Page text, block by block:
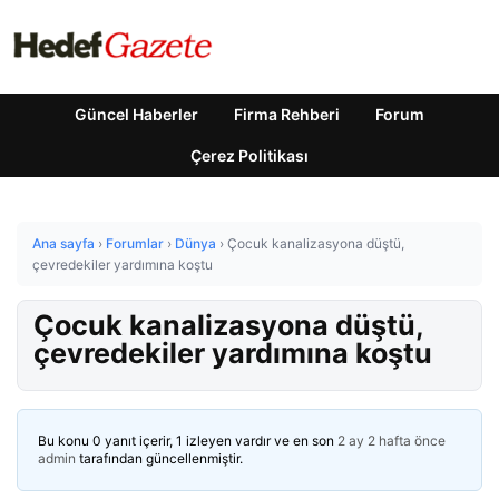
Güncel Haberler Firma Rehberi Forum
Çerez Politikası
Ana sayfa › Forumlar › Dünya › Çocuk kanalizasyona düştü,
çevredekiler yardımına koştu
Çocuk kanalizasyona düştü,
çevredekiler yardımına koştu
Bu konu 0 yanıt içerir, 1 izleyen vardır ve en son 2 ay 2 hafta önce
admin tarafından güncellenmiştir.